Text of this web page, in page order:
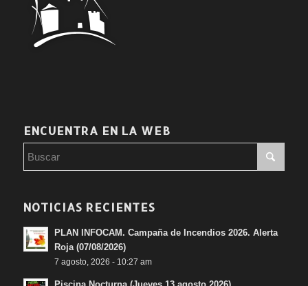
ENCUENTRA EN LA WEB
NOTICIAS RECIENTES
PLAN INFOCAM. Campaña de Incendios 2026. Alerta
Roja (07/08/2026)
7 agosto, 2026 - 10:27 am